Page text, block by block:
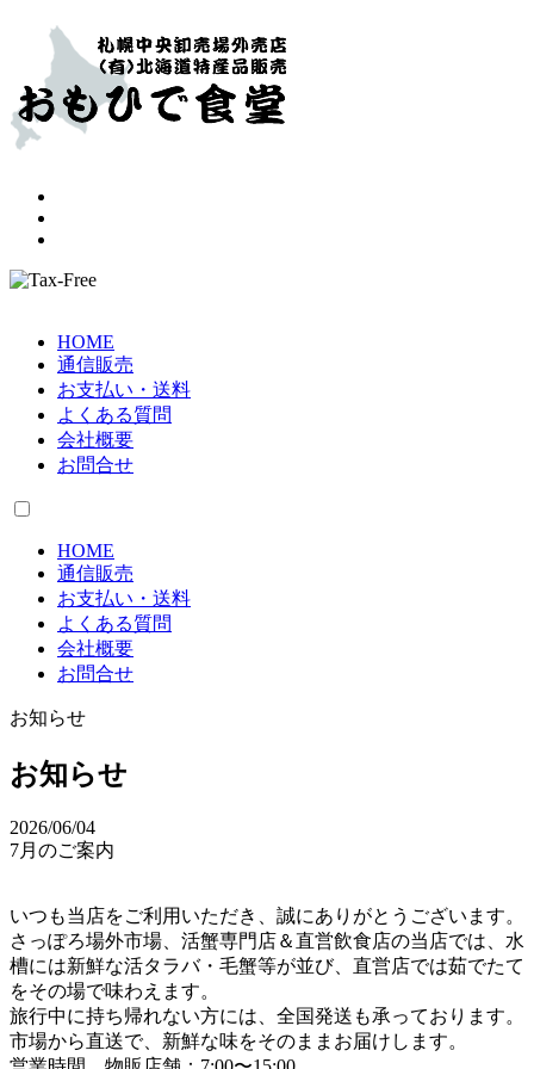
HOME
通信販売
お支払い・送料
よくある質問
会社概要
お問合せ
HOME
通信販売
お支払い・送料
よくある質問
会社概要
お問合せ
お知らせ
お知らせ
2026/06/04
7月のご案内
いつも当店をご利用いただき、誠にありがとうございます。
さっぽろ場外市場、活蟹専門店＆直営飲食店の当店では、水
槽には新鮮な活タラバ・毛蟹等が並び、直営店では茹でたて
をその場で味わえます。
旅行中に持ち帰れない方には、全国発送も承っております。
市場から直送で、新鮮な味をそのままお届けします。